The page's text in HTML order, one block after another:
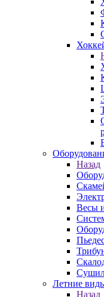
Назад
Весы
Летние
Назад